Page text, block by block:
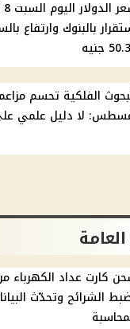
بالبنوك وارتفاع
جنيه
لا دليل علمي
العامة
كارت عداد الكهرباء
الشرائح وتحدّث